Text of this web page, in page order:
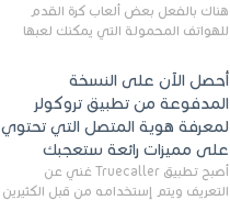
هناك بالفعل بعض ألعاب كرة القدم
للهواتف المحمولة التي يمكنك لعبها
مثل EA Sports ...
أحصل الآن على النسخة
المدفوعة من تطبيق تروكولر
لمعرفة هوية المتصل التي تحتوي
على مميزات رائعة ستعجبك
أصبح تطبيق Truecaller غني عن
التعريف ويتم إستخدامه من قبل الكثيرين